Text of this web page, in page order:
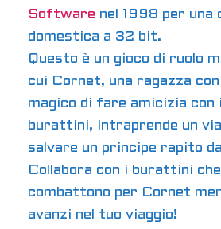
Software nel 1998 per una
domestica a 32 bit.
Questo è un gioco di ruolo
cui Cornet, una ragazza
magico di fare amicizia con i
burattini, intraprende un
salvare un principe rapito
Collabora con i burattini che
combattono per Cornet
avanzi nel tuo viaggio!